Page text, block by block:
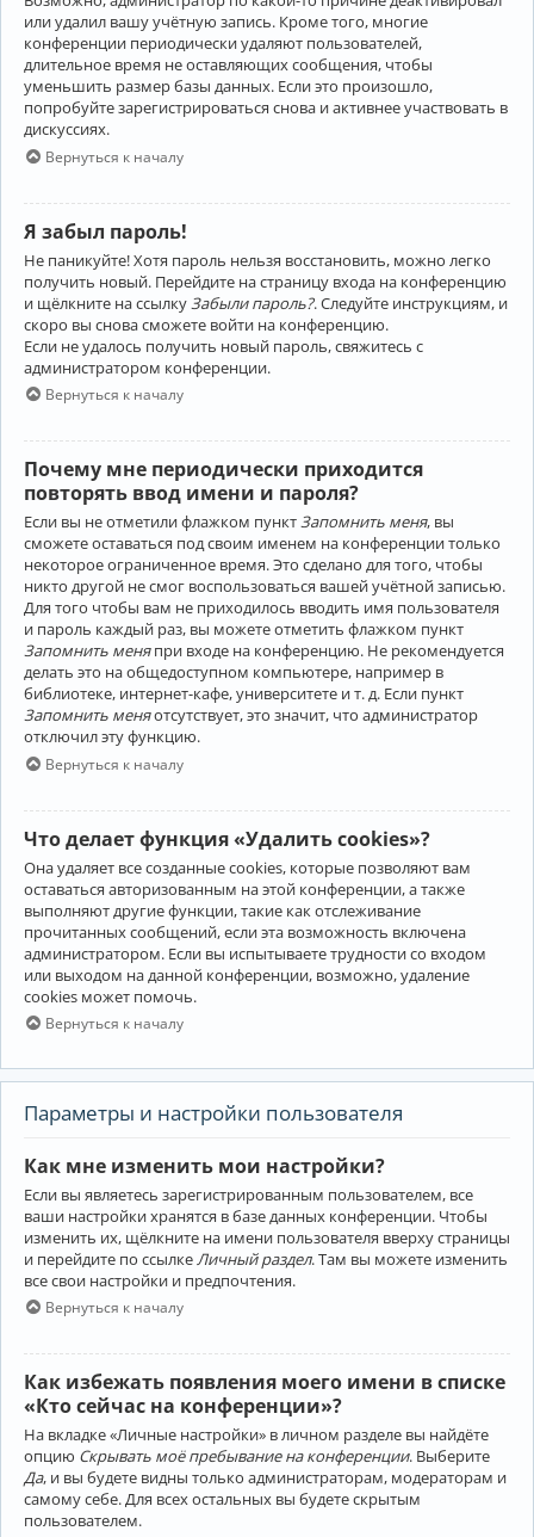
или удалил вашу учётную запись. Кроме того, многие
конференции периодически удаляют пользователей,
длительное время не оставляющих сообщения, чтобы
уменьшить размер базы данных. Если это произошло,
попробуйте зарегистрироваться снова и активнее участвовать в
дискуссиях.
Вернуться к началу
Я забыл пароль!
Не паникуйте! Хотя пароль нельзя восстановить, можно легко
получить новый. Перейдите на страницу входа на конференцию
и щёлкните на ссылку Забыли пароль?. Следуйте инструкциям, и
скоро вы снова сможете войти на конференцию.
Если не удалось получить новый пароль, свяжитесь с
администратором конференции.
Вернуться к началу
Почему мне периодически приходится
повторять ввод имени и пароля?
Если вы не отметили флажком пунктЗапомнить меня, вы
сможете оставаться под своим именем на конференции только
некоторое ограниченное время. Это сделано для того, чтобы
никто другой не смог воспользоваться вашей учётной записью.
Для того чтобы вам не приходилось вводить имя пользователя
и пароль каждый раз, вы можете отметить флажком пункт
Запомнить меняпри входе на конференцию. Не рекомендуется
делать это на общедоступном компьютере, например в
библиотеке, интернет-кафе, университете и т. д. Если пункт
Запомнить меняотсутствует, это значит, что администратор
отключил эту функцию.
Вернуться к началу
Что делает функция «Удалить cookies»?
Она удаляет все созданные cookies, которые позволяют вам
оставаться авторизованным на этой конференции, а также
выполняют другие функции, такие как отслеживание
прочитанных сообщений, если эта возможность включена
администратором. Если вы испытываете трудности со входом
или выходом на данной конференции, возможно, удаление
cookies может помочь.
Вернуться к началу
Параметры и настройки пользователя
Как мне изменить мои настройки?
Если вы являетесь зарегистрированным пользователем, все
ваши настройки хранятся в базе данных конференции. Чтобы
изменить их, щёлкните на имени пользователя вверху страницы
и перейдите по ссылке Личный раздел. Там вы можете изменить
все свои настройки и предпочтения.
Вернуться к началу
Как избежать появления моего имени в списке
«Кто сейчас на конференции»?
На вкладке «Личные настройки» в личном разделе вы найдёте
опцию Скрывать моё пребывание на конференции. Выберите
Да, и вы будете видны только администраторам, модераторам и
самому себе. Для всех остальных вы будете скрытым
пользователем.